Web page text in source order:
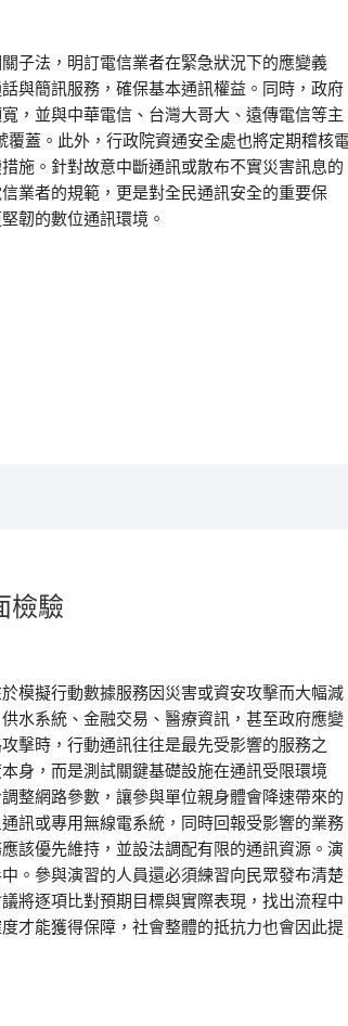
子法，明訂電信業者在緊急狀況下的應變義
與簡訊服務，確保基本通訊權益。同時，政府
，並與中華電信、台灣大哥大、遠傳電信等主
蓋。此外，行政院資通安全處也將定期稽核
施。針對故意中斷通訊或散布不實災害訊息的
業者的規範，更是對全民通訊安全的重要保
韌的數位通訊環境。
檢驗
模擬行動數據服務因災害或資安攻擊而大幅減
水系統、金融交易、醫療資訊，甚至政府應變
擊時，行動通訊往往是最先受影響的服務之
身，而是測試關鍵基礎設施在通訊受限環境
整網路參數，讓參與單位親身體會降速帶來的
訊或專用無線電系統，同時回報受影響的業務
該優先維持，並設法調配有限的通訊資源。演
。參與演習的人員還必須練習向民眾發布清楚
將逐項比對預期目標與實際表現，找出流程中
才能獲得保障，社會整體的抵抗力也會因此提